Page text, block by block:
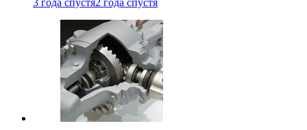
3 года спустя2 года спустя